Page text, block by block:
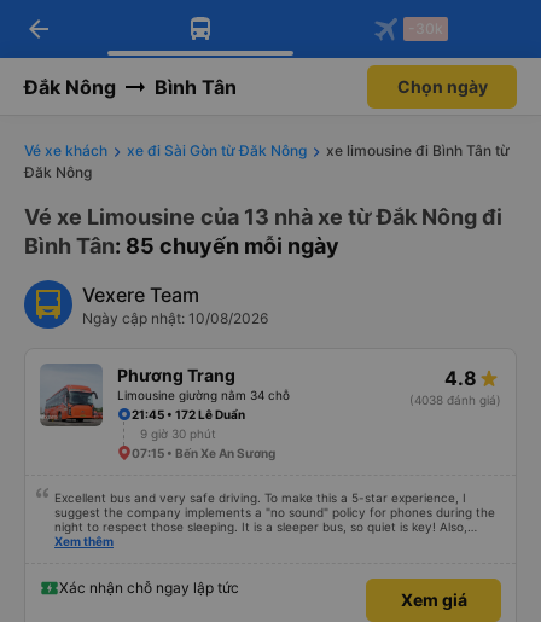
Tải app Vexere ngay!
Nhận ưu đãi thành viên độc
Mở app
Tải app Vexere
-30k/ghế khi đặt vé máy bay qua
Mở app
arrow_back -30k
Đắk Nông Bình Tân Chọn ngày
Vé xe khách xe đi Sài Gòn từ Đăk Nông
xe limousine đi Bình Tân từ
Đăk Nông
Vé xe Limousine của 13 nhà xe từ Đắk Nông đi
Bình Tân: 85 chuyến mỗi ngày
Vexere Team
Ngày cập nhật: 10/08/2026
Phương Trang
Limousine giường nằm 34 chỗ
4.8
(4038 đánh giá)
21:45 • 172 Lê Duẩn
9 giờ 30 phút
07:15 • Bến Xe An Sương
Excellent bus and very safe driving. To make this a 5-star experience, I
suggest the company implements a "no sound" policy for phones during the
night to respect those sleeping. It is a sleeper bus, so quiet is key! Also,
please display the Wi-Fi password clearly inside the cabin for convenience. I
quy định rõ ràng về việc giữ im lặng (tắt âm thanh điện thoại) vào ban đêm
để tránh làm phiền hành khách khác ngủ. Ngoài ra, nhà xe nên dán sẵn mật
khẩu Wi-Fi trong xe để hành khách dễ dàng sử dụng. Tôi vẫn sẽ tiếp tục ủng
Xem thêm
Xác nhận chỗ ngay lập tức
Xem giá